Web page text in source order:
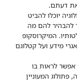
דעתם.
יוכלו להביט
להבהיר להם מה
המיקרוסקופ
מידע ועל קטלוגם
אפשר לראות בו
המעוניין